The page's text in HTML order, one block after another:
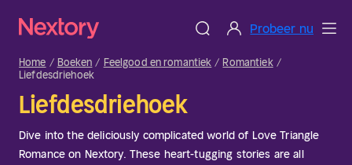
Probeer nu
Home Boeken Feelgood en romantiek
Romantiek
Liefdesdriehoek
Liefdesdriehoek
Dive into the deliciously complicated world of Love Triangle
Romance on Nextory. These heart-tugging stories are all